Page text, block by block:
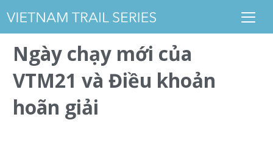
Ngày chạy mới của
VTM21 và Điều khoản
hoãn giải